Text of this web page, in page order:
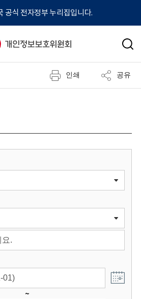
공식 전자정부 누리집입니다.
검
인쇄 공유
~